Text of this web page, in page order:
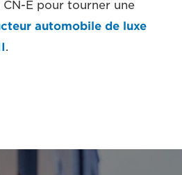
E pour tourner une
automobile de luxe
.